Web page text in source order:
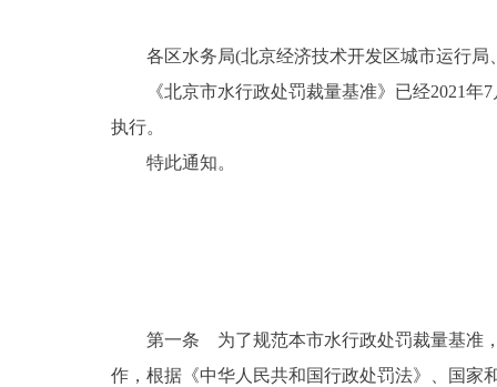
各区水务局(北京经济技术开发区城市运行
《北京市水行政处罚裁量基准》已经2021
执行。
特此通知。
第一条 为了规范本市水行政处罚裁量基准
作，根据《中华人民共和国行政处罚法》、国家